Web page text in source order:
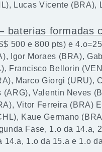
Lucas Vicente (BRA),
baterias formadas
500 e 800 pts) e
Igor Moraes (BRA),
Francisco Bellorin
Marco Giorgi (URU),
(ARG), Valentin Neves
Vitor Ferreira (BRA)
Kaue Germano
Fase, 1.o da 14.a,
14.a, 1.o da 15.a e 1.o